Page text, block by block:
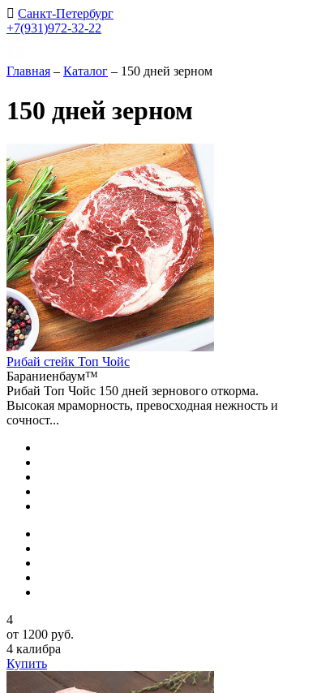
Санкт-Петербург
+7(931)972-32-22
Главная – Каталог – 150 дней зерном
150 дней зерном
Рибай стейк Топ Чойс
Бараниенбаум™
Рибай Топ Чойс 150 дней зернового откорма.
Высокая мраморность, превосходная нежность и
сочност...
4
от 1200 руб.
4 калибра
Купить